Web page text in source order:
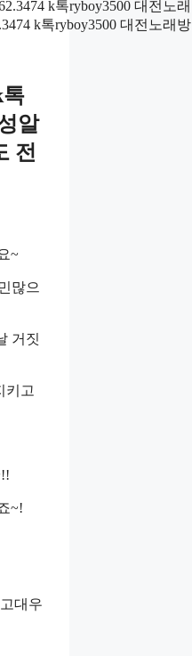
k톡ryboy3500 대전노래
톡
알
전
~
많으
거짓
키고
~!
대우